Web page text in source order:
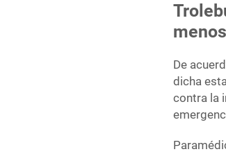
De
dicha
contra la